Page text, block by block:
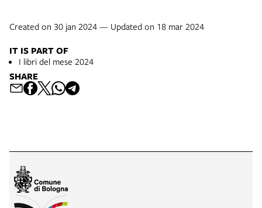
Created on 30 jan 2024 — Updated on 18 mar 2024
IT IS PART OF
I libri del mese 2024
SHARE